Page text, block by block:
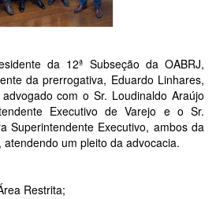
da 12ª Subseção da OABRJ,
da prerrogativa, Eduardo Linhares,
com o Sr. Loudinaldo Araújo
Executivo de Varejo e o Sr.
Superintendente Executivo, ambos da
um pleito da advocacia.
Restrita;